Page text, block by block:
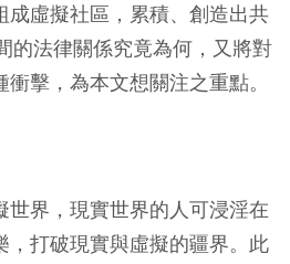
成虛擬社區，累積、創造出共
的法律關係究竟為何，又將對
擊，為本文想關注之重點。
世界，現實世界的人可浸淫在
，打破現實與虛擬的疆界。此